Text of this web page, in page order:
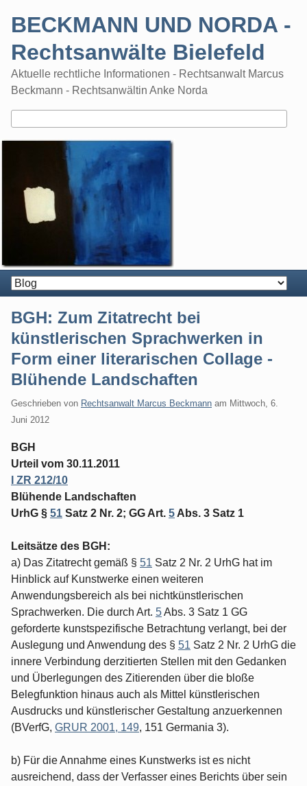
BECKMANN UND NORDA -
Rechtsanwälte Bielefeld
Aktuelle rechtliche Informationen - Rechtsanwalt Marcus
Beckmann - Rechtsanwältin Anke Norda
BGH: Zum Zitatrecht bei
künstlerischen Sprachwerken in
Form einer literarischen Collage -
Blühende Landschaften
Geschrieben von Rechtsanwalt Marcus Beckmann am Mittwoch, 6.
Juni 2012
BGH
Urteil vom 30.11.2011
I ZR 212/10
Blühende Landschaften
UrhG § 51 Satz 2 Nr. 2; GG Art. 5 Abs. 3 Satz 1
Leitsätze des BGH:
a) Das Zitatrecht gemäß § 51 Satz 2 Nr. 2 UrhG hat im
Hinblick auf Kunstwerke einen weiteren
Anwendungsbereich als bei nichtkünstlerischen
Sprachwerken. Die durch Art. 5Abs. 3 Satz 1 GG
geforderte kunstspezifische Betrachtung verlangt, bei der
Auslegung und Anwendung des § 51 Satz 2 Nr. 2 UrhG die
innere Verbindung derzitierten Stellen mit den Gedanken
und Überlegungen des Zitierenden über die bloße
Belegfunktion hinaus auch als Mittel künstlerischen
Ausdrucks und künstlerischer Gestaltung anzuerkennen
(BVerfG, GRUR 2001, 149, 151 Germania 3).
b) Für die Annahme eines Kunstwerks ist es nicht
ausreichend, dass der Verfasser eines Berichts über sein